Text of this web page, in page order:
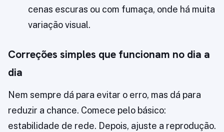
cenas escuras ou com fumaça, onde há muita
variação visual.
Correções simples que funcionam no dia a
dia
Nem sempre dá para evitar o erro, mas dá para
reduzir a chance. Comece pelo básico:
estabilidade de rede. Depois, ajuste a reprodução.